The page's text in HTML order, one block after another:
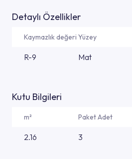
Detaylı Özellikler
Kaymazlık değeri Yüzey
R-9 Mat
Kutu Bilgileri
m² Paket Adet
2.16 3